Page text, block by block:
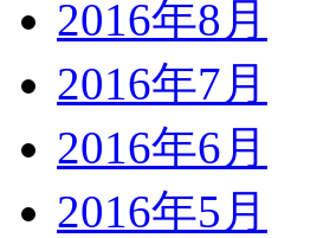
2016年8月
2016年7月
2016年6月
2016年5月